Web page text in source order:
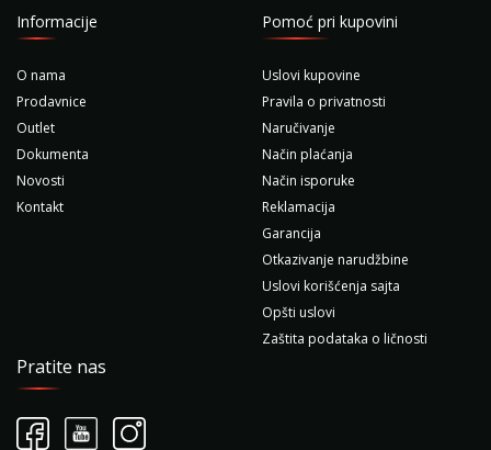
Informacije
O nama
Prodavnice
Outlet
Dokumenta
Novosti
Kontakt
Pomoć pri kupovini
Uslovi kupovine
Pravila o privatnosti
Naručivanje
Način plaćanja
Način isporuke
Reklamacija
Garancija
Otkazivanje narudžbine
Uslovi korišćenja sajta
Opšti uslovi
Zaštita podataka o ličnosti
Pratite nas